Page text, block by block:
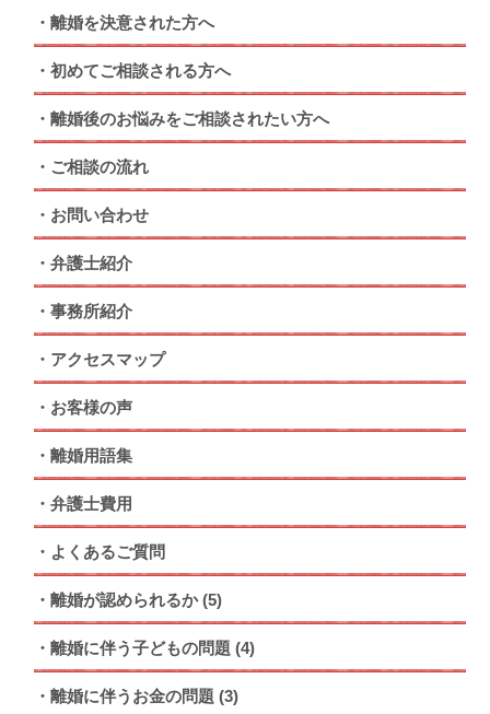
離婚を決意された方へ
初めてご相談される方へ
離婚後のお悩みをご相談されたい方へ
ご相談の流れ
お問い合わせ
弁護士紹介
事務所紹介
アクセスマップ
お客様の声
離婚用語集
弁護士費用
よくあるご質問
離婚が認められるか (5)
離婚に伴う子どもの問題 (4)
離婚に伴うお金の問題 (3)